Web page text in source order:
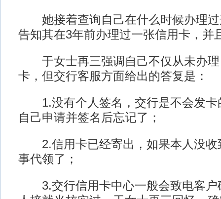
她接着查询自己在什么时候办理过
告知其在3年前办理过一张信用卡，并
于女士再三强调自己不仅从未办理
卡，但交行客服方面给出的答复是：
1.没有个人签名，交行是不会发卡
自己申请并签名后忘记了；
2.信用卡已经寄出，如果本人没收
事代领了；
3.交行信用卡中心一般会致电客户